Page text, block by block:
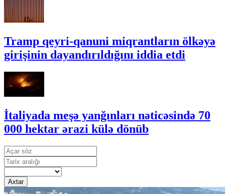
Tramp qeyri-qanuni miqrantların ölkəyə
girişinin dayandırıldığını iddia etdi
İtaliyada meşə yanğınları nəticəsində 70
000 hektar ərazi külə dönüb
Axtar